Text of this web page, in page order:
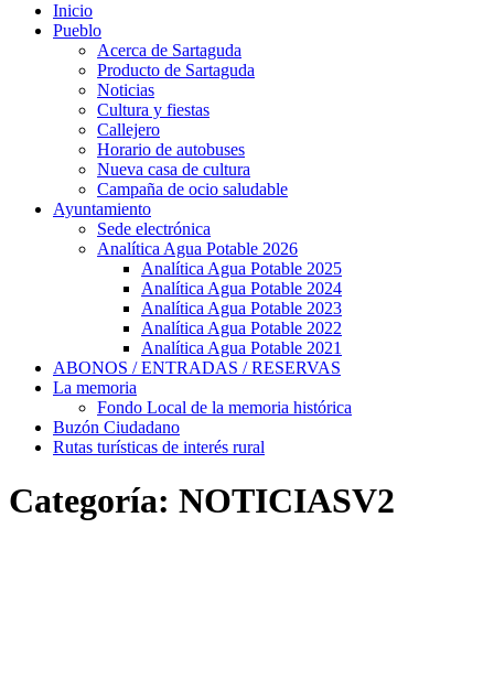
Inicio
Pueblo
Acerca de Sartaguda
Producto de Sartaguda
Noticias
Cultura y fiestas
Callejero
Horario de autobuses
Nueva casa de cultura
Campaña de ocio saludable
Ayuntamiento
Sede electrónica
Analítica Agua Potable 2026
Analítica Agua Potable 2025
Analítica Agua Potable 2024
Analítica Agua Potable 2023
Analítica Agua Potable 2022
Analítica Agua Potable 2021
ABONOS / ENTRADAS / RESERVAS
La memoria
Fondo Local de la memoria histórica
Buzón Ciudadano
Rutas turísticas de interés rural
Categoría: NOTICIASV2